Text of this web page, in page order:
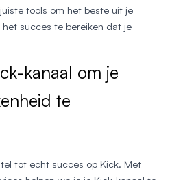
tools om het beste uit je
succes te bereiken dat je
kanaal om je
te
tot echt succes op Kick. Met